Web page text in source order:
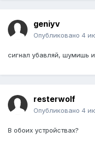
geniyv
Опубликовано 4
сигнал убавляй, шумишь
resterwolf
Опубликовано 4
В обоих устройствах?